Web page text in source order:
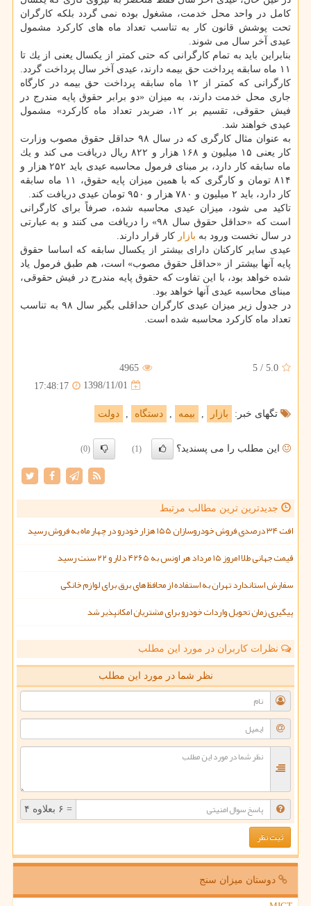
كامل در واحد محل خدمت، مشغول بوده نمی گردد بلكه كارگران
تحت پوشش قانون كار به تناسب تعداد ماه های كاركرد مشمول
عیدی آخر سال می شوند.
بنابراین باید به تمام كارگرانی كه حتی كمتر از یكسال یعنی از یك تا
۱۱ ماه سابقه پرداخت حق بیمه دارند، عیدی آخر سال پرداخت گردد.
كارگرانی كه كمتر از ۱۲ ماه سابقه پرداخت حق بیمه در كارگاه
جاری محل خدمت دارند، به میزان «دو برابر حقوق پایه مندرج در
فیش حقوقی، تقسیم بر ۱۲، ضربدر تعداد ماه كاركرد» مشمول
عیدی خواهند شد.
به عنوان مثال كارگری كه در سال ۹۸ حداقل حقوق مصوب وزارت
كار یعنی ۱۵ میلیون و ۱۶۸ هزار و ۸۲۲ ریال دریافت می كند و یك
ماه سابقه كار دارد، بر مبنای فرمول محاسبه عیدی باید ۲۵۲ هزار و
۸۱۴ تومان و كارگری كه با همین میزان پایه حقوق، ۱۱ ماه سابقه
كار دارد، باید ۲ میلیون و ۷۸۰ هزار و ۹۵۰ تومان عیدی دریافت كند.
تاكید می شود، میزان عیدی محاسبه شده، صرفاً برای كارگرانی
است كه «حداقل حقوق سال ۹۸» را دریافت می كنند و به عبارتی
در سال نخست ورود به بازار كار قرار دارند.
عیدی سایر كاركنان دارای بیشتر از یكسال سابقه كه اساسا حقوق
پایه آنها بیشتر از «حداقل حقوق مصوب» است، هم طبق فرمول یاد
شده خواهد بود، با این تفاوت كه حقوق پایه مندرج در فیش حقوقی،
مبنای محاسبه عیدی آنها خواهد بود.
در جدول زیر میزان عیدی كارگران حداقلی بگیر سال ۹۸ به تناسب
تعداد ماه كاركرد محاسبه شده است.
5.0
/
5
4965
1398/11/01
17:48:17
تگهای خبر: بازار , بیمه , دستگاه , دولت
این مطلب را می پسندید؟ (1)
(0)
جدیدترین ترین مطالب مرتبط
افت ۳۴ درصدی فروش خودروسازان ۱۵۵ هزار خودرو در چهار ماه به فروش رسید
قیمت جهانی طلا امروز ۱۵ مرداد هر اونس به ۴۲۶۵ دلار و ۲۲ سنت رسید
سفارش استاندارد تهران به استفاده از محافظ های برق برای لوازم خانگی
پیگیری زمان تحویل واردات خودرو برای مشتریان امکانپذیر شد
نظرات کاربران در مورد این مطلب
نظر شما در مورد این مطلب
= ۶ بعلاوه ۴
دوستان میزان سنج